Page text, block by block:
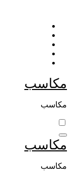
التجاوز
المحتوى
مكاسب
مكاسب
مكاسب
مكاسب